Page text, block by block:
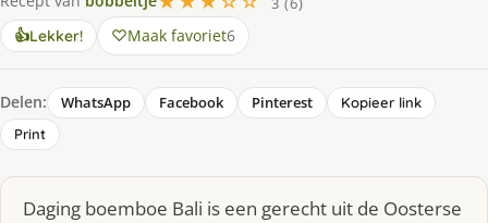
👍Lekker! Maak favoriet6
Delen: WhatsApp Facebook Pinterest
Kopieer link
Print
Daging boemboe Bali is een gerecht uit de Oosterse